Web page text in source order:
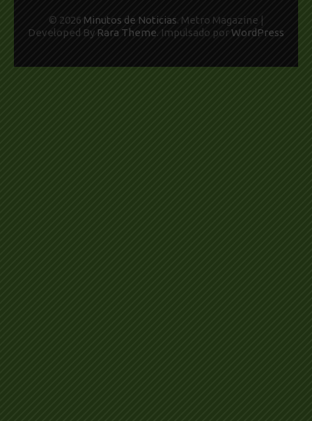
© 2026 Minutos de Noticias. Metro Magazine |
Developed By Rara Theme. Impulsado porWordPress